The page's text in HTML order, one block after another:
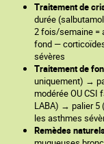
Traitement de
durée
2 fois/semaine =
fond —
sévères
Traitement de
uniquement) →
modérée OU CSI
LABA) → palier 5
les asthmes
Remèdes